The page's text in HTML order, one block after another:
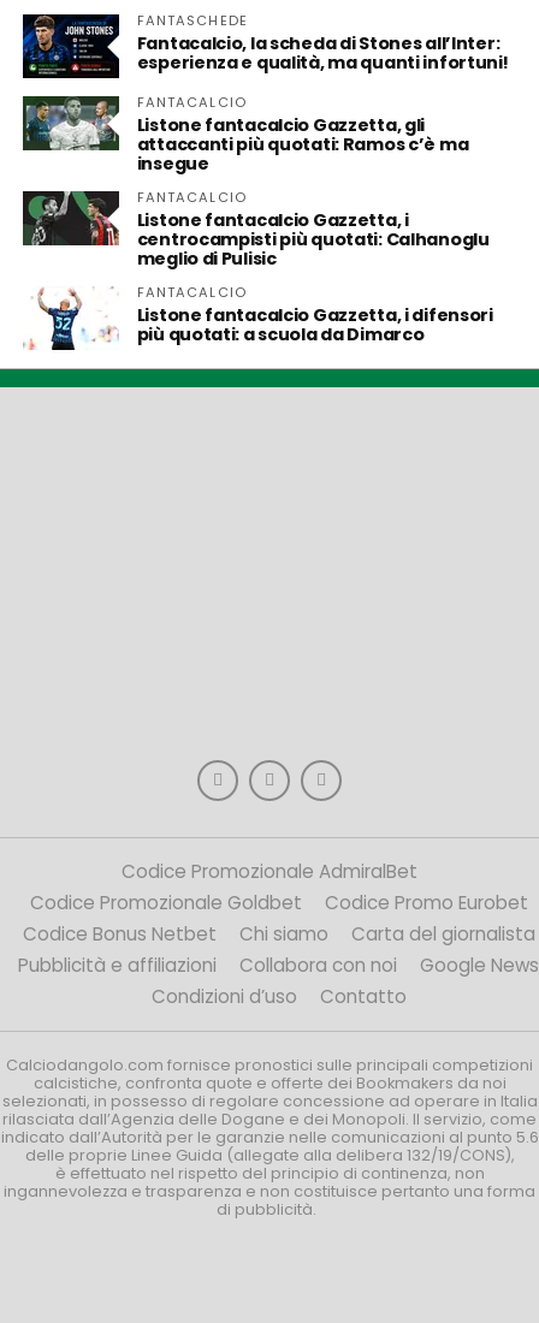
FANTASCHEDE
Fantacalcio, la scheda di Stones all’Inter:
esperienza e qualità, ma quanti infortuni!
FANTACALCIO
Listone fantacalcio Gazzetta, gli
attaccanti più quotati: Ramos c’è ma
insegue
FANTACALCIO
Listone fantacalcio Gazzetta, i
centrocampisti più quotati: Calhanoglu
meglio di Pulisic
FANTACALCIO
Listone fantacalcio Gazzetta, i difensori
più quotati: a scuola da Dimarco
Codice Promozionale AdmiralBet
Codice Promozionale Goldbet
Codice Promo Eurobet
Codice Bonus Netbet
Chi siamo
Carta del giornalista
Pubblicità e affiliazioni
Collabora con noi
Google News
Condizioni d’uso
Contatto
Calciodangolo.com fornisce pronostici sulle principali competizioni
calcistiche, confronta quote e offerte dei Bookmakers da noi
selezionati, in possesso di regolare concessione ad operare in Italia
rilasciata dall’Agenzia delle Dogane e dei Monopoli. Il servizio, come
indicato dall’Autorità per le garanzie nelle comunicazioni al punto 5.6
delle proprie Linee Guida (allegate alla delibera 132/19/CONS),
è effettuato nel rispetto del principio di continenza, non
ingannevolezza e trasparenza e non costituisce pertanto una forma
di pubblicità.